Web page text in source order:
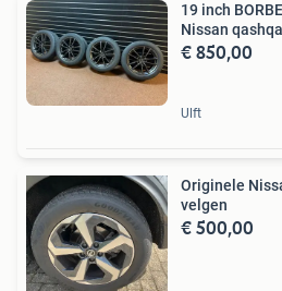
19 inch
Nissan
€ 850,00
Ulft
Originele
velgen
€ 500,00